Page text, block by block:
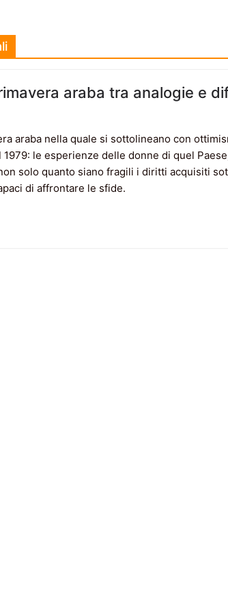
araba tra analogie e
araba nella quale si sottolineano con
le esperienze delle donne di quel
solo quanto siano fragili i diritti acquisiti
di affrontare le sfide.